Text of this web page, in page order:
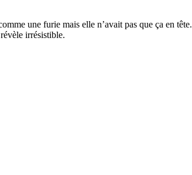
une furie mais elle n’avait pas que ça en tête.
irrésistible.